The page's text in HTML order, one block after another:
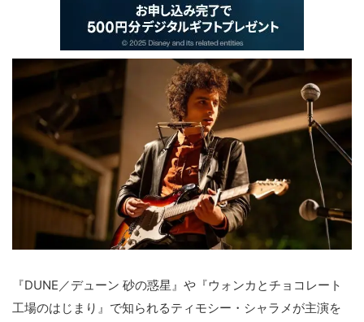
『DUNE／デューン 砂の惑星』や『ウォンカとチョコレート
工場のはじまり』で知られるティモシー・シャラメが主演を